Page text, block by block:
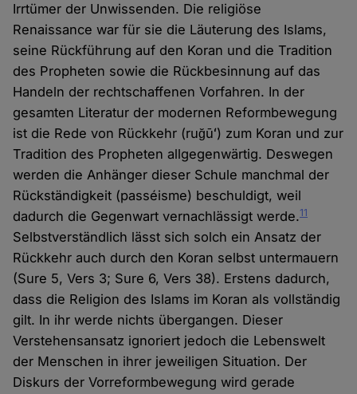
Irrtümer der Unwissenden. Die religiöse
Renaissance war für sie die Läuterung des Islams,
seine Rückführung auf den Koran und die Tradition
des Propheten sowie die Rückbesinnung auf das
Handeln der rechtschaffenen Vorfahren. In der
gesamten Literatur der modernen Reformbewegung
ist die Rede von Rückkehr (ruğūʻ) zum Koran und zur
Tradition des Propheten allgegenwärtig. Deswegen
werden die Anhänger dieser Schule manchmal der
Rückständigkeit (passéisme) beschuldigt, weil
dadurch die Gegenwart vernachlässigt werde.11
Selbstverständlich lässt sich solch ein Ansatz der
Rückkehr auch durch den Koran selbst untermauern
(Sure 5, Vers 3; Sure 6, Vers 38). Erstens dadurch,
dass die Religion des Islams im Koran als vollständig
gilt. In ihr werde nichts übergangen. Dieser
Verstehensansatz ignoriert jedoch die Lebenswelt
der Menschen in ihrer jeweiligen Situation. Der
Diskurs der Vorreformbewegung wird gerade